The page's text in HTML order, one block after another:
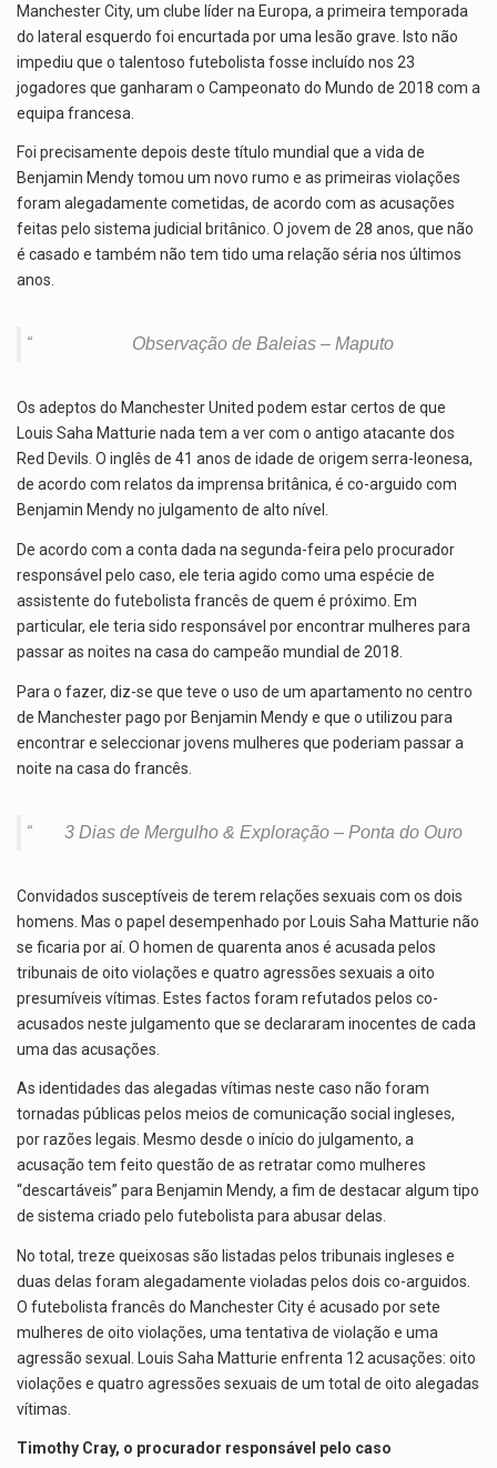
Manchester City, um clube líder na Europa, a primeira temporada
do lateral esquerdo foi encurtada por uma lesão grave. Isto não
impediu que o talentoso futebolista fosse incluído nos 23
jogadores que ganharam o Campeonato do Mundo de 2018 com a
equipa francesa.
Foi precisamente depois deste título mundial que a vida de
Benjamin Mendy tomou um novo rumo e as primeiras violações
foram alegadamente cometidas, de acordo com as acusações
feitas pelo sistema judicial britânico. O jovem de 28 anos, que não
é casado e também não tem tido uma relação séria nos últimos
anos.
Observação de Baleias – Maputo
Os adeptos do Manchester United podem estar certos de que
Louis Saha Matturie nada tem a ver com o antigo atacante dos
Red Devils. O inglês de 41 anos de idade de origem serra-leonesa,
de acordo com relatos da imprensa britânica, é co-arguido com
Benjamin Mendy no julgamento de alto nível.
De acordo com a conta dada na segunda-feira pelo procurador
responsável pelo caso, ele teria agido como uma espécie de
assistente do futebolista francês de quem é próximo. Em
particular, ele teria sido responsável por encontrar mulheres para
passar as noites na casa do campeão mundial de 2018.
Para o fazer, diz-se que teve o uso de um apartamento no centro
de Manchester pago por Benjamin Mendy e que o utilizou para
encontrar e seleccionar jovens mulheres que poderiam passar a
noite na casa do francês.
3 Dias de Mergulho & Exploração – Ponta do Ouro
Convidados susceptíveis de terem relações sexuais com os dois
homens. Mas o papel desempenhado por Louis Saha Matturie não
se ficaria por aí. O homen de quarenta anos é acusada pelos
tribunais de oito violações e quatro agressões sexuais a oito
presumíveis vítimas. Estes factos foram refutados pelos co-
acusados neste julgamento que se declararam inocentes de cada
uma das acusações.
As identidades das alegadas vítimas neste caso não foram
tornadas públicas pelos meios de comunicação social ingleses,
por razões legais. Mesmo desde o início do julgamento, a
acusação tem feito questão de as retratar como mulheres
“descartáveis” para Benjamin Mendy, a fim de destacar algum tipo
de sistema criado pelo futebolista para abusar delas.
No total, treze queixosas são listadas pelos tribunais ingleses e
duas delas foram alegadamente violadas pelos dois co-arguidos.
O futebolista francês do Manchester City é acusado por sete
mulheres de oito violações, uma tentativa de violação e uma
agressão sexual. Louis Saha Matturie enfrenta 12 acusações: oito
violações e quatro agressões sexuais de um total de oito alegadas
vítimas.
Timothy Cray, o procurador responsável pelo caso